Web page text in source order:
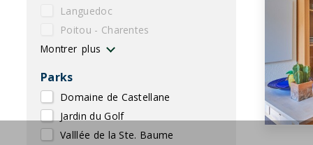
Languedoc
Poitou - Charentes
Rhône - Alpes
Montrer
Parks
Domaine de Castellane
Jardin du Golf
Valllée de la Ste. Baume